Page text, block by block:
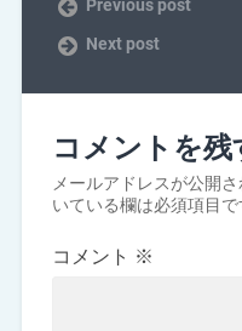
Previous post
Next post
コメントを残
メールアドレスが公開さ
いている欄は必須項目で
コメント ※